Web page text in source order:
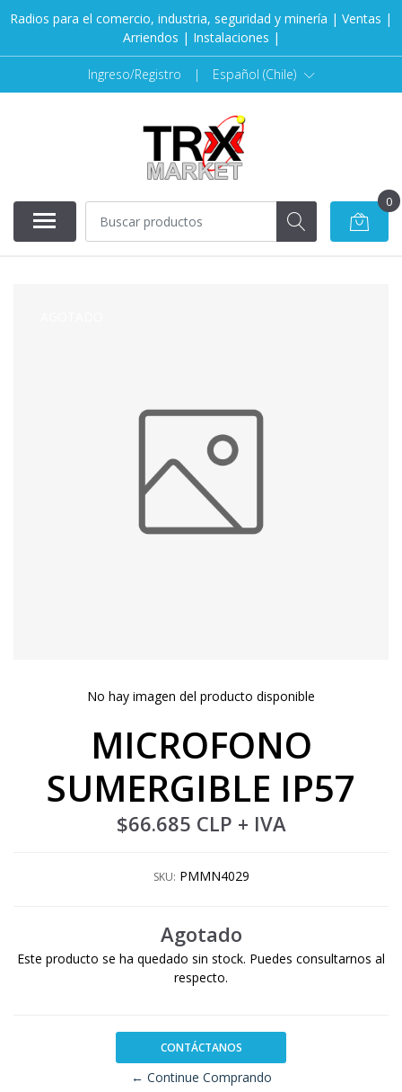
Radios para el comercio, industria, seguridad y minería | Ventas |
Arriendos | Instalaciones |
Ingreso/Registro | Español (Chile)
0
No hay imagen del producto disponible
MICROFONO
SUMERGIBLE IP57
$66.685 CLP + IVA
SKU: PMMN4029
Agotado
Este producto se ha quedado sin stock. Puedes consultarnos al
respecto.
CONTÁCTANOS
← Continue Comprando